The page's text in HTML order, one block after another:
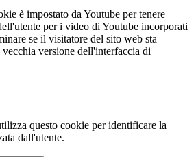
è impostato da Youtube per tenere
per i video di Youtube incorporati
se il visitatore del sito web sta
versione dell'interfaccia di
questo cookie per identificare la
dall'utente.